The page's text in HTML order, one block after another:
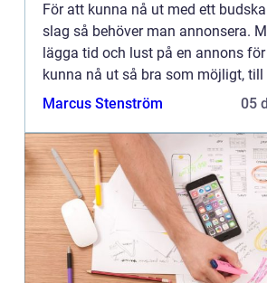
För att kunna nå ut med ett
slag så behöver man annonsera.
lägga tid och lust på en annons
kunna nå ut så bra som möjligt, till
Marcus Stenström
05